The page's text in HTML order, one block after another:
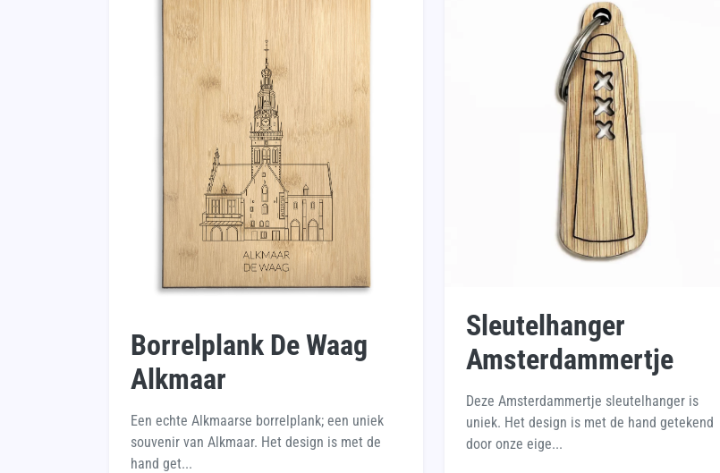
Borrelplank De Waag
Alkmaar
Een echte Alkmaarse borrelplank; een uniek
souvenir van Alkmaar. Het design is met de
hand get...
Sleutelhanger
Amsterdammertje
Deze Amsterdammertje sleutelhanger is
uniek. Het design is met de hand getekend
door onze eige...